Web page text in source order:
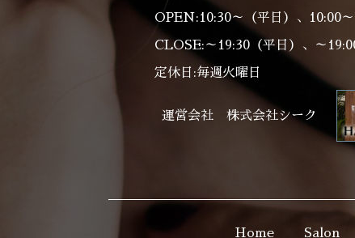
OPEN:10:30～（平日）、10:00～
CLOSE:～19:30（平日）、～
定休日:毎週火曜日
運営会社 株式会社シーク
Home Salon